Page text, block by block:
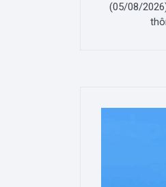
(05/08/